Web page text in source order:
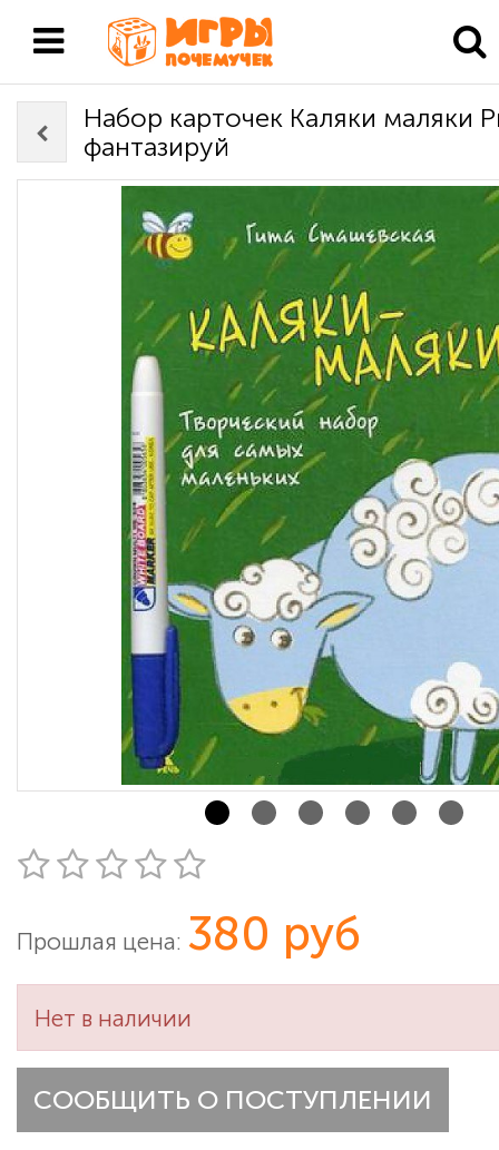
Набор карточек Каляки маляки
фантазируй
Прошлая цена: 380 руб
Нет в наличии
СООБЩИТЬ О ПОСТУПЛЕНИИ